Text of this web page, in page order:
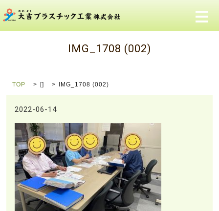
メ
IMG_1708 (002)
TOP [] IMG_1708 (002)
2022-06-14